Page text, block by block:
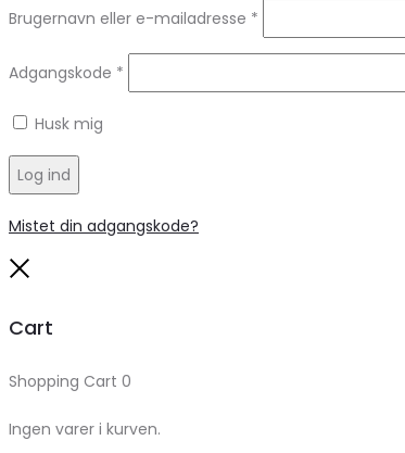
Brugernavn eller e-mailadresse *
Adgangskode *
Husk mig
Log ind
Mistet din adgangskode?
Cart
Shopping Cart 0
Ingen varer i kurven.